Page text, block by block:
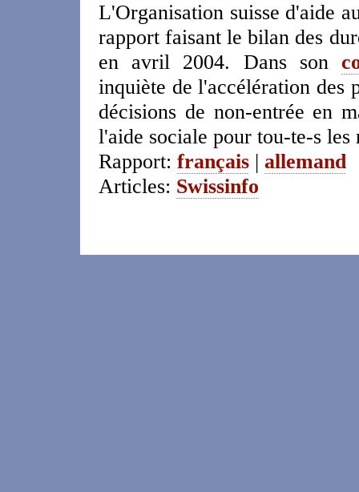
L'Organisation suisse d'aide
rapport faisant le bilan des
en avril 2004. Dans son
inquiète de l'accélération des
décisions de non-entrée en
l'aide sociale pour tou-te-s les
Rapport: français | allemand
Articles: Swissinfo